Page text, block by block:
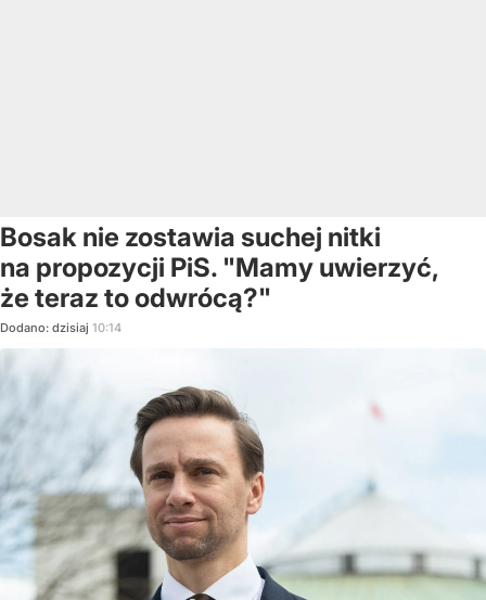
Bosak nie zostawia suchej nitki
na propozycji PiS. "Mamy uwierzyć,
że teraz to odwrócą?"
Dodano: dzisiaj 10:14